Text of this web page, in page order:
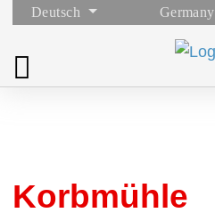
Deutsch Germany
Korbmühle